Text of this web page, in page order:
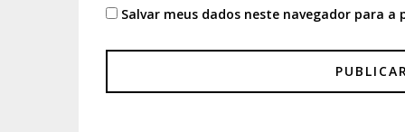
Salvar meus dados neste navegador para